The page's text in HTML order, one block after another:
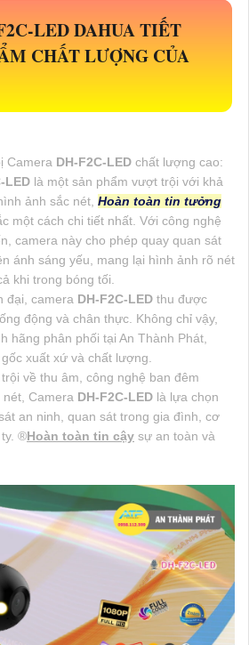
LEDDAHUA TIẾT
CHẤT LƯỢNG CỦA
Camera DH-F2C-LED chất lượng cao:
LED là một sản phẩm vượt trội với khả
ảnh sắc nét, Hoàn toàn tin tưởng
một cách chi tiết nhất. Với công nghệ
camera này cho phép quay quan sát
ánh sáng yếu, mang lại hình ảnh rõ nét
khi trong bóng tối.
đại, camera DH-F2C-LED thu được
động và chân thực. Không chỉ vậy,
hãng phân phối tại An Thành Phát,
xuất xứ và chất lượng.
về thu âm, công nghệ ban đêm
Camera DH-F2C-LED là lựa chọn
an ninh, quan sát trong gia đình, cơ
®️Hoàn toàn tin cậy sự an toàn và